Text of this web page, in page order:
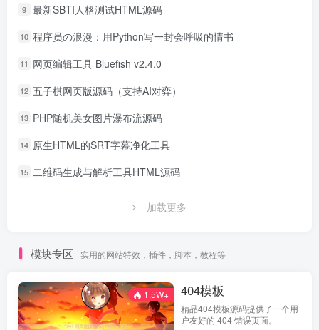
9 最新SBTI人格测试HTML源码
10 程序员の浪漫：用Python写一封会呼吸的情书
11 网页编辑工具 Bluefish v2.4.0
12 五子棋网页版源码（支持AI对弈）
13 PHP随机美女图片瀑布流源码
14 原生HTML的SRT字幕净化工具
15 二维码生成与解析工具HTML源码
加载更多
模块专区 实用的网站特效，插件，脚本，教程等
1.5W+ 404模板
精品404模板源码提供了一个用
户友好的 404 错误页面。